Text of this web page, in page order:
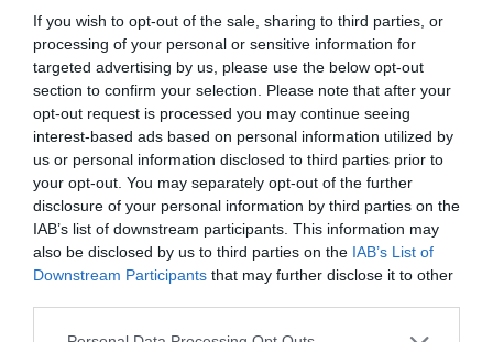
If you wish to opt-out of the sale, sharing to third parties, or
processing of your personal or sensitive information for
targeted advertising by us, please use the below opt-out
section to confirm your selection. Please note that after your
opt-out request is processed you may continue seeing
interest-based ads based on personal information utilized by
us or personal information disclosed to third parties prior to
your opt-out. You may separately opt-out of the further
disclosure of your personal information by third parties on the
IAB’s list of downstream participants. This information may
also be disclosed by us to third parties on the IAB’s List of
Downstream Participants that may further disclose it to other
Please note that this website/app uses one or more Google
gondolok? Itt minden olyan... elérhető, nincs semmi
exkluzivitás”
– mondja a főszereplő életunt arccal, aki egyre csak
sorolja az indokokat, miért ne látogassuk meg a
várost.
Anne-Signe Fagering, a VisitOSLO
marketingmenedzsere szerint a koncepció lényege
az volt, hogy valami egyedülálló és különös
tartalmat hozzanak létre, amivel nem állnak be a